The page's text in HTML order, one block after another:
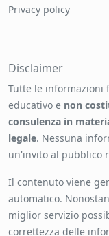
Privacy policy
Disclaimer
Tutte le informazioni
educativo e non
consulenza in
legale. Nessuna
un'invito al pubblico
Il contenuto viene
automatico.
miglior servizio
correttezza delle